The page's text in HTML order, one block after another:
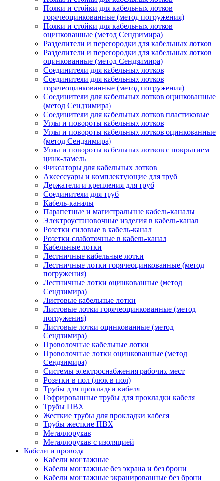
Полки и стойки для кабельных лотков
горячеоцинкованные (метод погружения)
Полки и стойки для кабельных лотков
оцинкованные (метод Сендзимира)
Разделители и перегородки для кабельных лотков
Разделители и перегородки для кабельных лотков
оцинкованные (метод Сендзимира)
Соединители для кабельных лотков
Соединители для кабельных лотков
горячеоцинкованные (метод погружения)
Соединители для кабельных лотков оцинкованные
(метод Сендзимира)
Соединители для кабельных лотков пластиковые
Углы и повороты кабельных лотков
Углы и повороты кабельных лотков оцинкованные
(метод Сендзимира)
Углы и повороты кабельных лотков с покрытием
цинк-ламель
Фиксаторы для кабельных лотков
Аксессуары и комплектующие для труб
Держатели и крепления для труб
Соединители для труб
Кабель-каналы
Парапетные и магистральные кабель-каналы
Электроустановочные изделия в кабель-канал
Розетки силовые в кабель-канал
Розетки слаботочные в кабель-канал
Кабельные лотки
Лестничные кабельные лотки
Лестничные лотки горячеоцинкованные (метод
погружения)
Лестничные лотки оцинкованные (метод
Сендзимира)
Листовые кабельные лотки
Листовые лотки горячеоцинкованные (метод
погружения)
Листовые лотки оцинкованные (метод
Сендзимира)
Проволочные кабельные лотки
Проволочные лотки оцинкованные (метод
Сендзимира)
Системы электроснабжения рабочих мест
Розетки в пол (люк в пол)
Трубы для прокладки кабеля
Гофрированные трубы для прокладки кабеля
Трубы ПВХ
Жесткие трубы для прокладки кабеля
Трубы жесткие ПВХ
Металлорукав
Металлорукав с изоляцией
Кабели и провода
Кабели монтажные
Кабели монтажные без экрана и без брони
Кабели монтажные экранированные без брони